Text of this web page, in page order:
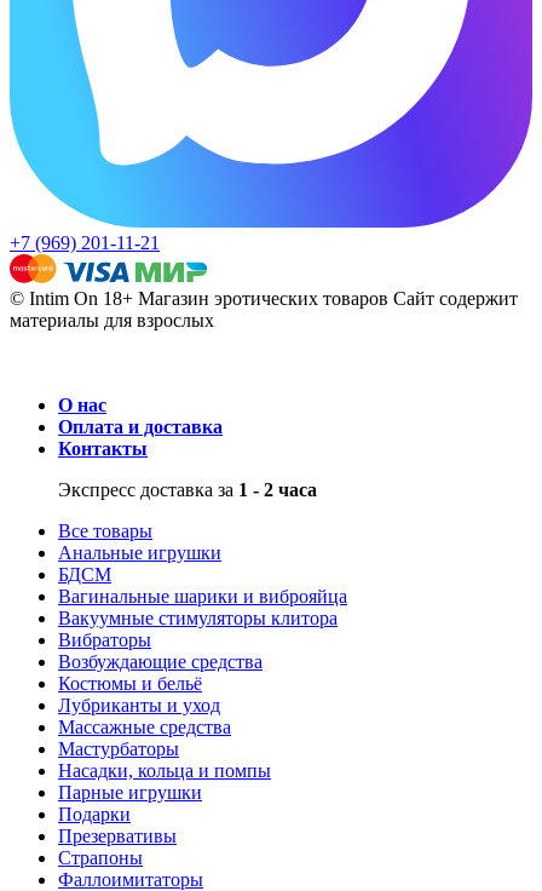
+7 (969) 201-11-21
© Intim On 18+ Магазин эротических товаров Сайт содержит
материалы для взрослых
О нас
Оплата и доставка
Контакты
Экспресс доставка за 1 - 2 часа
Все товары
Анальные игрушки
БДСМ
Вагинальные шарики и виброяйца
Вакуумные стимуляторы клитора
Вибраторы
Возбуждающие средства
Костюмы и бельё
Лубриканты и уход
Массажные средства
Мастурбаторы
Насадки, кольца и помпы
Парные игрушки
Подарки
Презервативы
Страпоны
Фаллоимитаторы